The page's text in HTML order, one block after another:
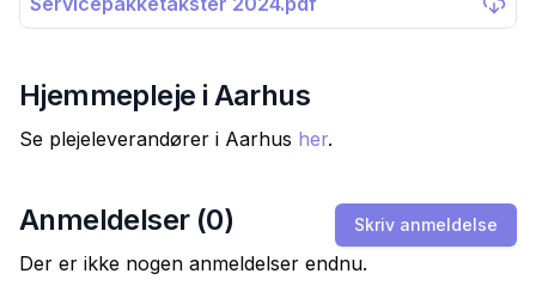
Hjemmepleje i Aarhus
Se plejeleverandører i Aarhus her.
Anmeldelser (0) Skriv anmeldelse
Der er ikke nogen anmeldelser endnu.